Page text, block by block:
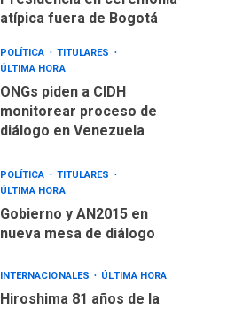
atípica fuera de Bogotá
POLÍTICA
TITULARES
ÚLTIMA HORA
ONGs piden a CIDH
monitorear proceso de
diálogo en Venezuela
POLÍTICA
TITULARES
ÚLTIMA HORA
Gobierno y AN2015 en
nueva mesa de diálogo
INTERNACIONALES ÚLTIMA HORA
Hiroshima 81 años de la